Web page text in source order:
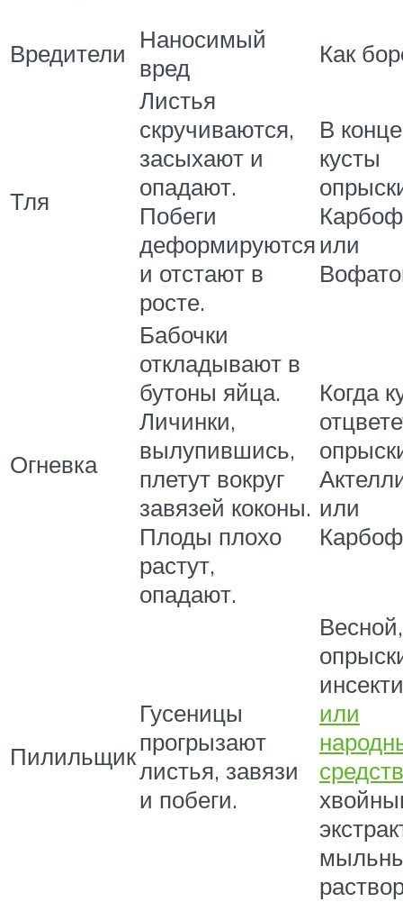
Вредители Наносимый
вред
Как
Тля
Листья
скручиваются,
засыхают и
опадают.
Побеги
деформируются
и отстают в
росте.
В
кусты
или
Огневка
Бабочки
откладывают в
бутоны яйца.
Личинки,
вылупившись,
плетут вокруг
завязей коконы.
Плоды плохо
растут,
опадают.
Когда
или
Пилильщик
Гусеницы
прогрызают
листья, завязи
и побеги.
или